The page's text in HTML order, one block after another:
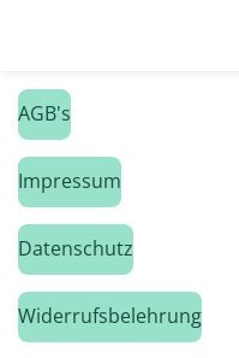
AGB's
Impressum
Datenschutz
Widerrufsbelehrung